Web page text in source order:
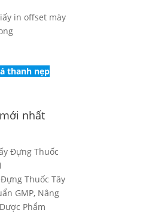
thanh nẹp
nhất
Thuốc Tây
GMP, Nâng
Phẩm